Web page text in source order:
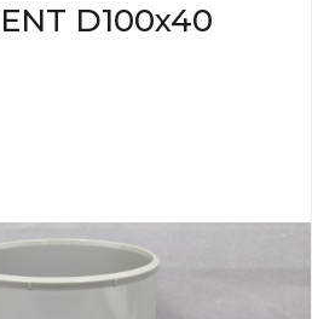
D100x40